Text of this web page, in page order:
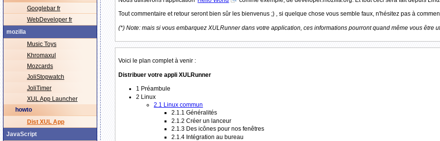
Tout commentaire et retour seront bien sûr les bienvenus ;) , si quelque chose vous semble faux, n'hésitez pas à
(*) Note: mais si vous embarquez XULRunner dans votre application, ces informations pourront quand même vous être
Voici le plan complet à venir :
Distribuer votre appli XULRunner
1 Préambule
2 Linux
2.1 Linux commun
2.1.1 Généralités
2.1.2 Créer un lanceur
2.1.3 Des icônes pour nos fenêtres
2.1.4 Intégration au bureau
Googlebar fr
WebDeveloper fr
mozilla
Music Toys
Khromaxul
Mozcards
JoliStopwatch
JoliTimer
XUL App Launcher
howto
Dist XUL App
JavaScript